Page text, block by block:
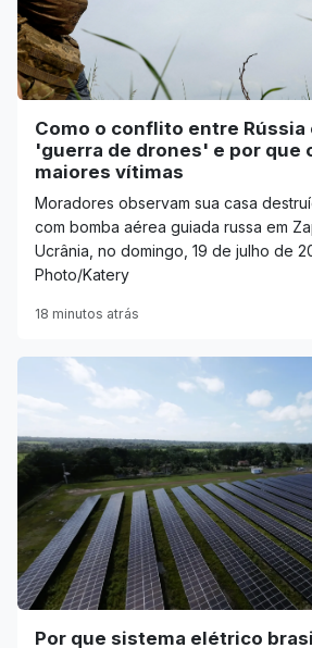
Como o conflito entre Rússia
'guerra de drones' e por que
maiores vítimas
Moradores observam sua casa
com bomba aérea guiada russa em
Ucrânia, no domingo, 19 de julho de
Photo/Katery
18 minutos atrás
Por que sistema elétrico